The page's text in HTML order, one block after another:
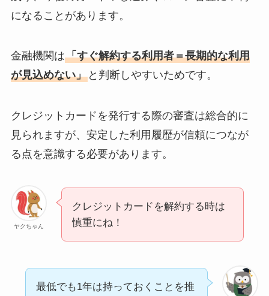
になることがあります。
金融機関は「すぐ解約する利用者＝長期的な利用
が見込めない」と判断しやすいためです。
クレジットカードを発行する際の審査は総合的に
見られますが、安定した利用履歴が信頼につなが
る点を意識する必要があります。
ヤクちゃん
クレジットカードを解約する時は
慎重にね！
最低でも1年は持っておくことを推